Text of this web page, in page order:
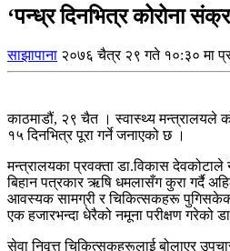
‘पन्ध्र दिनभित्र कोरोना
साझापाना २०७६ चैत्र २९ गते १०:३० मा
काठमाडौं, २९ चैत । स्वास्थ्य मन्त्रालयले
१५ दिनभित्र पूरा गर्ने जनाएको छ ।
मन्त्रालयका प्रवक्ता डा.विकास देवकोटाले
बिहान पत्रकार ऋषि धमलासँग कुरा गर्दै
आवस्यक सामग्री र चिकित्सकहरू
एक हजारभन्दा धेरैको नमूना परीक्षण गरेको
सेवा निवृत्त चिकित्सकहरूलाई बोलाएर